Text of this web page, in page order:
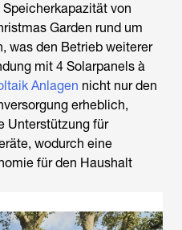
von
Garden rund um
was den Betrieb weiterer
mit 4 Solarpanels à
Anlagen nicht nur den
erheblich,
Unterstützung für
wodurch eine
für den Haushalt